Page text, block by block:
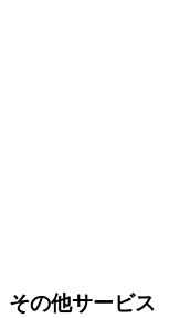
その他サービス